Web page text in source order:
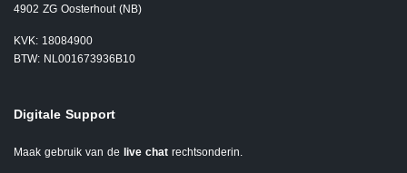
4902 ZG Oosterhout (NB)
KVK: 18084900
BTW: NL001673936B10
Digitale Support
Maak gebruik van de live chat rechtsonderin.